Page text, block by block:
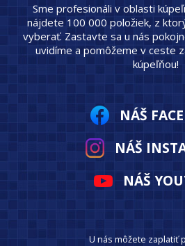
Sme profesionáli v oblasti
nájdete 100 000 položiek, z
vyberať. Zastavte sa u nás
uvidíme a pomôžeme v ceste
kúpeľňou!
NÁŠ
NÁŠ
NÁŠ
U nás môžete zaplatiť